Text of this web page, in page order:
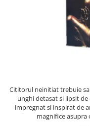
Audiobook
ReConnect
Religie
Cititorul neinitiat trebuie
unghi detasat si lipsit
impregnat si inspirat de
magnifice asupra